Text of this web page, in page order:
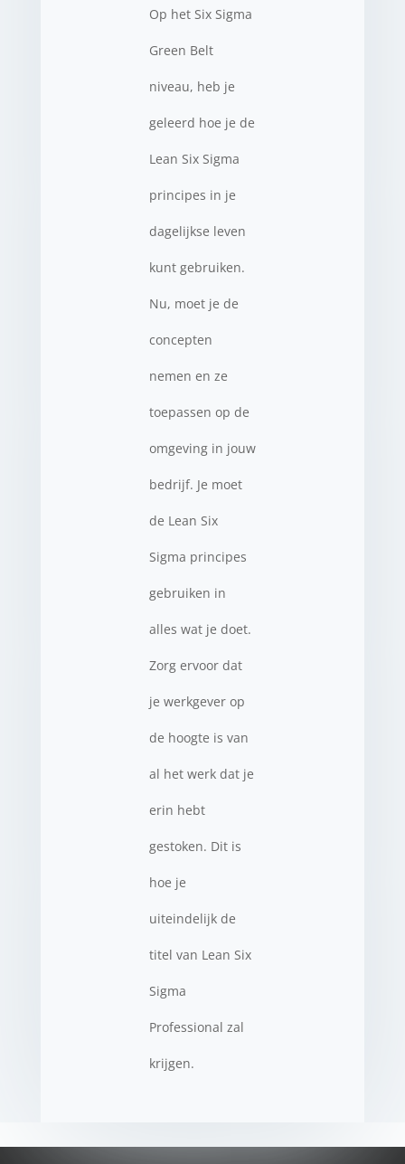
Op het Six Sigma
Green Belt
niveau, heb je
geleerd hoe je de
Lean Six Sigma
principes in je
dagelijkse leven
kunt gebruiken.
Nu, moet je de
concepten
nemen en ze
toepassen op de
omgeving in jouw
bedrijf. Je moet
de Lean Six
Sigma principes
gebruiken in
alles wat je doet.
Zorg ervoor dat
je werkgever op
de hoogte is van
al het werk dat je
erin hebt
gestoken. Dit is
hoe je
uiteindelijk de
titel van Lean Six
Sigma
Professional zal
krijgen.